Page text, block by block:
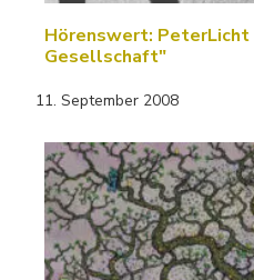
Hörenswert: PeterLicht
Gesellschaft"
11. September 2008